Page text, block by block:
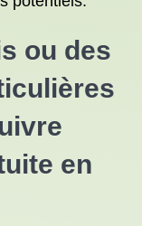
ou des
en